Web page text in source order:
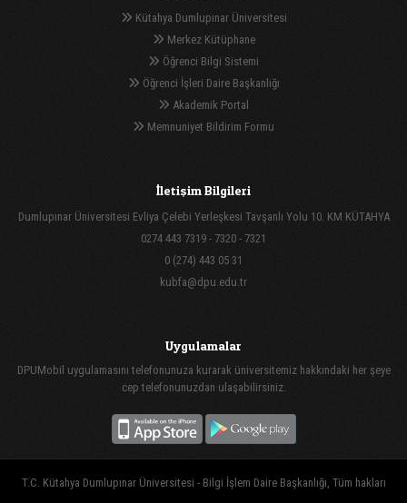
Kütahya Dumlupınar Üniversitesi
Merkez Kütüphane
Öğrenci Bilgi Sistemi
Öğrenci İşleri Daire Başkanlığı
Akademik Portal
Memnuniyet Bildirim Formu
İletişim Bilgileri
Dumlupınar Üniversitesi Evliya Çelebi Yerleşkesi Tavşanlı Yolu 10. KM KÜTAHYA
0274 443 7319 - 7320 - 7321
0 (274) 443 05 31
kubfa@dpu.edu.tr
Uygulamalar
DPUMobil uygulamasını telefonunuza kurarak üniversitemiz hakkındaki her şeye
cep telefonunuzdan ulaşabilirsiniz.
T.C. Kütahya Dumlupınar Üniversitesi - Bilgi İşlem Daire Başkanlığı, Tüm hakları